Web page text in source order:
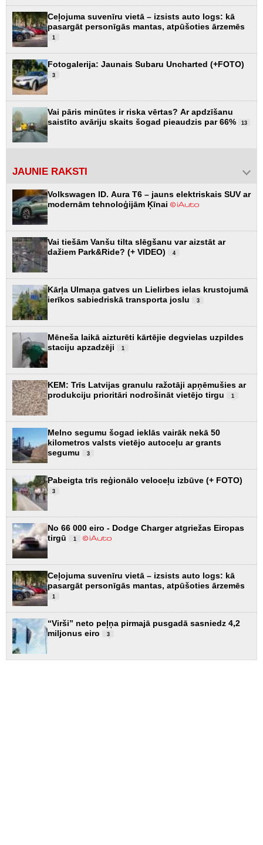
Ceļojuma suvenīru vietā – izsists auto logs: kā
pasargāt personīgās mantas, atpūšoties ārzemēs
1
Fotogalerija: Jaunais Subaru Uncharted (+FOTO)
3
Vai pāris minūtes ir riska vērtas? Ar apdzīšanu
saistīto avāriju skaits šogad pieaudzis par 66%
13
JAUNIE RAKSTI
Volkswagen ID. Aura T6 – jauns elektriskais SUV ar
modernām tehnoloģijām Ķīnai
Vai tiešām Vanšu tilta slēgšanu var aizstāt ar
dažiem Park&Ride? (+ VIDEO)
4
Kārļa Ulmaņa gatves un Lielirbes ielas krustojumā
ierīkos sabiedriskā transporta joslu
3
Mēneša laikā aizturēti kārtējie degvielas uzpildes
staciju apzadzēji
1
KEM: Trīs Latvijas granulu ražotāji apņēmušies ar
produkciju prioritāri nodrošināt vietējo tirgu
1
Melno segumu šogad ieklās vairāk nekā 50
kilometros valsts vietējo autoceļu ar grants
segumu
3
Pabeigta trīs reģionālo veloceļu izbūve (+ FOTO)
3
No 66 000 eiro - Dodge Charger atgriežas Eiropas
tirgū
1
Ceļojuma suvenīru vietā – izsists auto logs: kā
pasargāt personīgās mantas, atpūšoties ārzemēs
1
“Virši” neto peļņa pirmajā pusgadā sasniedz 4,2
miljonus eiro
3